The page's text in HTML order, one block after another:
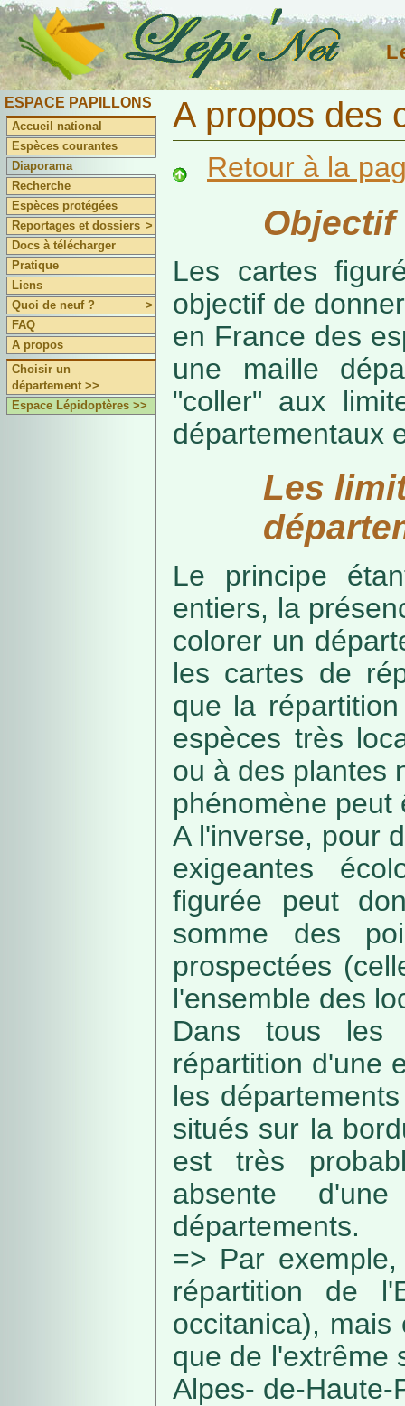
ESPACE PAPILLONS
Accueil national
Espèces courantes
Diaporama
Recherche
Espèces protégées
Reportages et dossiers >
Docs à télécharger
Pratique
Liens
Quoi de neuf ?
>
FAQ
A propos
Choisir un
département >>
Espace Lépidoptères >>
A propos des
Retour à la
Objectif
Les cartes
objectif de
en France des
une maille
"coller" aux
départementaux
Les
Le principe
entiers, la
colorer un
les cartes de
que la
espèces très
ou à des plantes
phénomène peut
A l'inverse, pour
exigeantes
figurée peut
somme des
prospectées
l'ensemble des
Dans tous les
répartition d'une
les
situés sur la
est très
absente
départements.
=> Par
répartition de
occitanica),
que de l'extrême
Alpes- de-Haute-